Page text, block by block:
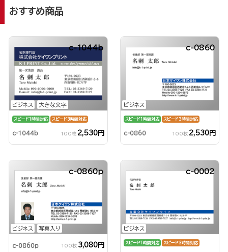
おすすめ商品
ビジネス 大きな文字
c-1044b
スピード1時間対応 スピード3時間対応
c-1044b 100枚 2,530円
ビジネス
c-0860
スピード1時間対応 スピード3時間対応
c-0860 100枚 2,530円
ビジネス 写真入り
c-0860p
c-0860p 100枚 3,080円
ビジネス
c-0002
スピード1時間対応 スピード3時間対応